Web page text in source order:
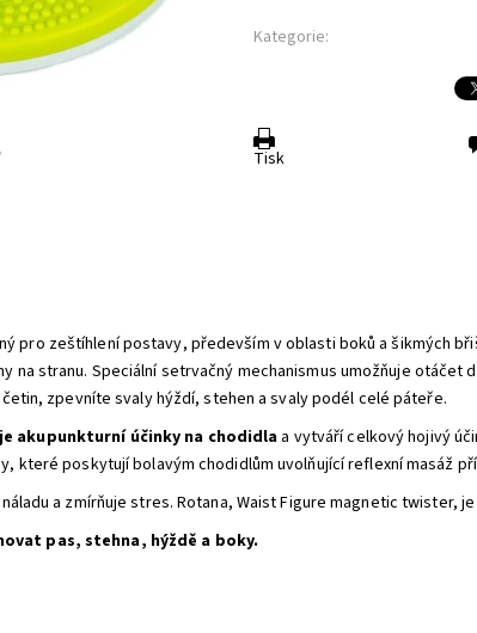
Kategorie:
Tisk
pro zeštíhlení postavy, především v oblasti boků a šikmých
na stranu. Speciální setrvačný mechanismus umožňuje otáčet
zpevníte svaly hýždí, stehen a svaly podél celé páteře.
akupunkturní účinky na chodidla a vytváří celkový hojivý
které poskytují bolavým chodidlům uvolňující reflexní masáž
a zmírňuje stres.Rotana, Waist Figure magnetic twister, j
pas, stehna, hýždě a boky.